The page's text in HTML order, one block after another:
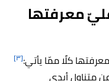
معرفتها
كلًا ممّا يأتي:[٣]
متناول أيدي